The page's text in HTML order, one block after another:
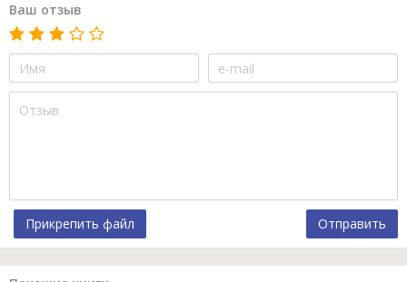
Ваш отзыв
Прикрепить файл Отправить